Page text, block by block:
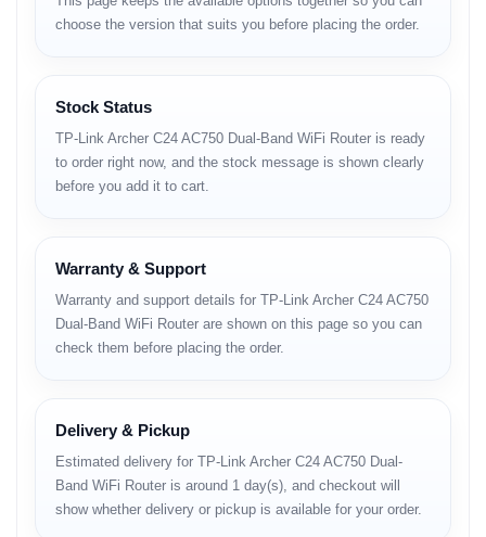
Antenna Setup
একাধিক external antenna ব্যবহার করা হয়েছে, যা wireless coverage
স্থিতিশীল রাখতে সাহায্য করে।
যায়।
Wireless Technology and
Dual-Band Technology
2.4GHz এবং 5GHz দুইটি band সাপোর্ট করে, যার ফলে বিভিন্ন device আলাদা
band-এ সংযুক্ত করা যায়।
Speed Capability
choose the version that suits you before placing the order.
Stock Status
TP-Link Archer C24 AC750 Dual-Band WiFi Router is ready
to order right now, and the stock message is shown clearly
before you add it to cart.
Warranty & Support
Warranty and support details for TP-Link Archer C24 AC750
Dual-Band WiFi Router are shown on this page so you can
check them before placing the order.
Delivery & Pickup
Estimated delivery for TP-Link Archer C24 AC750 Dual-
Band WiFi Router is around 1 day(s), and checkout will
show whether delivery or pickup is available for your order.